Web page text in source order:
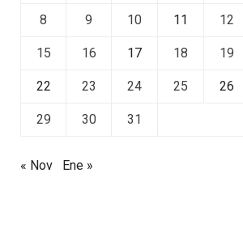
8 9 10 11 12
15 16 17 18 19
22 23 24 25 26
29 30 31
« Nov Ene »